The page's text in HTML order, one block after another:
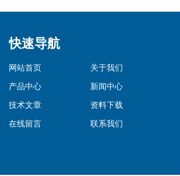
快速导航
网站首页
关于我们
产品中心
新闻中心
技术文章
资料下载
在线留言
联系我们